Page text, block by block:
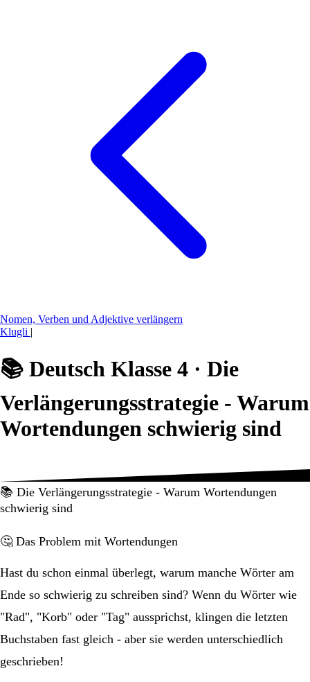
Nomen, Verben und Adjektive verlängern
Klugli |
📚 Deutsch Klasse 4 · Die
Verlängerungsstrategie - Warum
Wortendungen schwierig sind
📚 Die Verlängerungsstrategie - Warum Wortendungen
schwierig sind
🤔 Das Problem mit Wortendungen
Hast du schon einmal überlegt, warum manche Wörter am
Ende so schwierig zu schreiben sind? Wenn du Wörter wie
"Rad", "Korb" oder "Tag" aussprichst, klingen die letzten
Buchstaben fast gleich - aber sie werden unterschiedlich
geschrieben!